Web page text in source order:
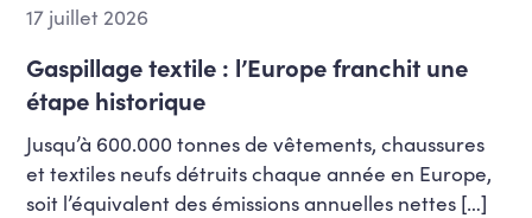
17 juillet 2026
Gaspillage textile : l’Europe franchit une
étape historique
Jusqu’à 600.000 tonnes de vêtements, chaussures
et textiles neufs détruits chaque année en Europe,
soit l’équivalent des émissions annuelles nettes […]